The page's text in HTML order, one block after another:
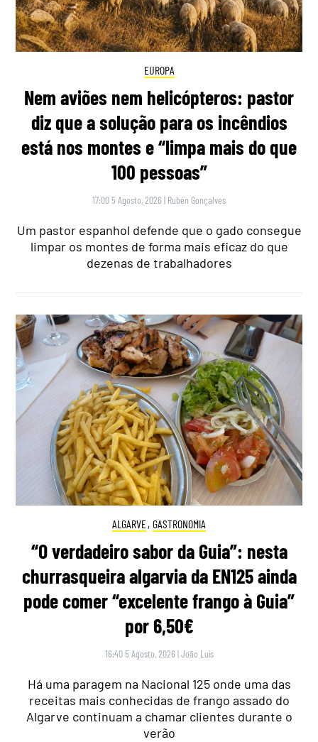
EUROPA
Nem aviões nem helicópteros: pastor
diz que a solução para os incêndios
está nos montes e “limpa mais do que
100 pessoas”
17:00 5 Agosto, 2026 | Rubén Gonçalves
Um pastor espanhol defende que o gado consegue
limpar os montes de forma mais eficaz do que
dezenas de trabalhadores
ALGARVE, GASTRONOMIA
“O verdadeiro sabor da Guia”: nesta
churrasqueira algarvia da EN125 ainda
pode comer “excelente frango à Guia”
por 6,50€
16:40 5 Agosto, 2026 |João Luís
Há uma paragem na Nacional 125 onde uma das
receitas mais conhecidas de frango assado do
Algarve continuam a chamar clientes durante o
verão